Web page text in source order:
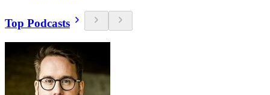
Top Podcasts